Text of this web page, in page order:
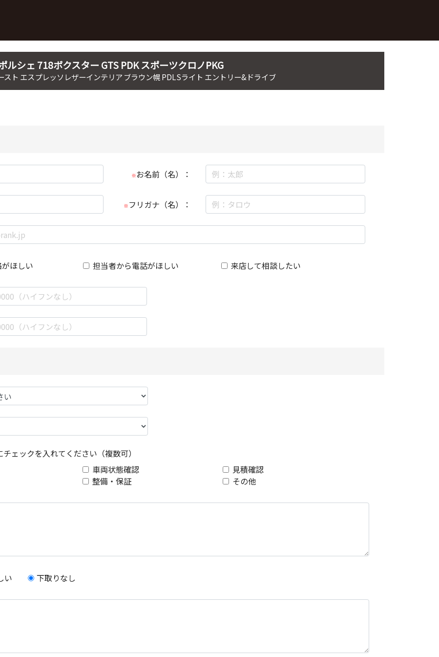
ルシェ 718ボクスター GTS PDK スポーツクロノPKG
スト エスプレッソレザーインテリア ブラウン幌 PDLSライト エントリー&ドライブ
※お名前（名）：
※ フリガナ（名）：
ほしい 担当者から電話がほしい 来店して相談したい
チェックを入れて ください（複数可）
車両状態確認
見積確認
整備・保証 その他
い 下取りなし